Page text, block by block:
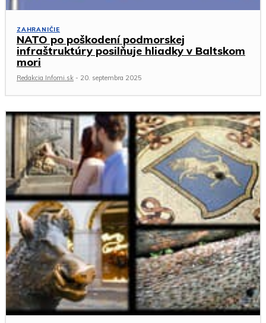
ZAHRANIČIE
NATO po poškodení podmorskej
infraštruktúry posilňuje hliadky v Baltskom
mori
Redakcia Infomi.sk - 20. septembra 2025